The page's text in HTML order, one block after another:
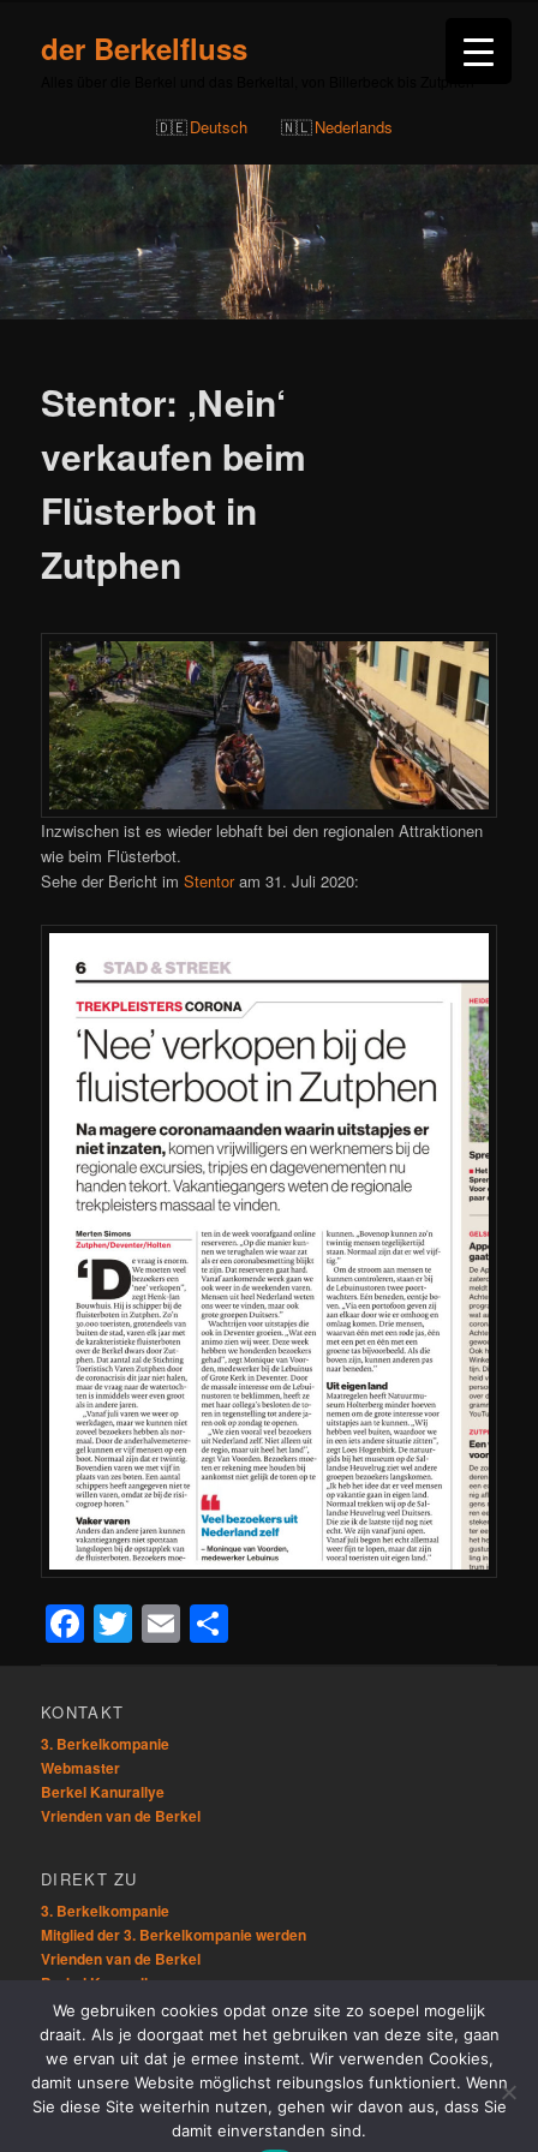
der Berkelfluss
Deutsch Nederlands
Stentor: ‚Nein‘
verkaufen beim
Flüsterbot in
Zutphen
Inzwischen ist es wieder lebhaft bei den regionalen Attraktionen
wie beim Flüsterbot.
Sehe der Bericht imStentoram 31. Juli 2020:
Facebook
Twitter
Email
KONTAKT
3. Berkelkompanie
Webmaster
Berkel Kanurallye
Vrienden van de Berkel
DIREKT ZU
3. Berkelkompanie
Mitglied der 3. Berkelkompanie werden
Vrienden van de Berkel
Berkel Kanurallye
ÜBRIG
Sitemap
Links
We gebruiken cookies opdat onze site zo soepel mogelijk
draait. Als je doorgaat met het gebruiken van deze site, gaan
we ervan uit dat je ermee instemt. Wir verwenden Cookies,
damit unsere Website möglichst reibungslos funktioniert. Wenn
Sie diese Site weiterhin nutzen, gehen wir davon aus, dass Sie
damit einverstanden sind.